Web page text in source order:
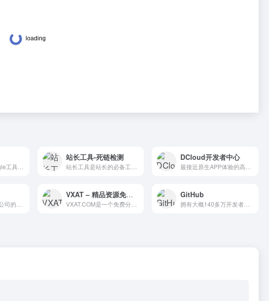
站长工具-死链检测 DCloud开发者中心
VXAT – 精品资源免费下载 GitHub